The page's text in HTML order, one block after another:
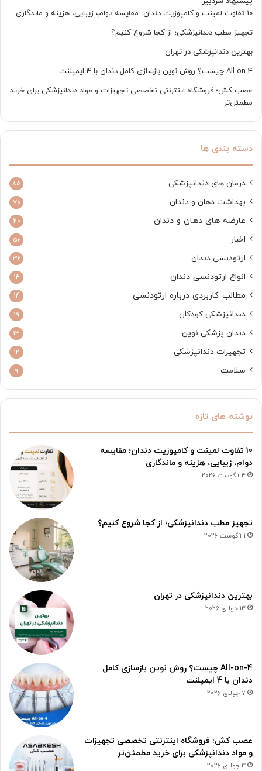
10 تفاوت لمینت و کامپوزیت دندان؛ مقایسه دوام، زیبایی، هزینه و ماندگاری
تجهیز مطب دندانپزشکی؛ از کجا شروع کنیم؟
بهترین دندانپزشکی در تهران
All-on-4 چیست؟ روش نوین بازسازی کامل دندان با 4 ایمپلنت
عصب کش؛ فروشگاه اینترنتی تخصصی تجهیزات و مواد دندانپزشکی برای خرید
مطمئن‌تر
دسته بندی ها
درمان های دندانپزشکی 85
بهداشت دهان و دندان 70
عارضه های دهان و دندان 20
اخبار 56
ارتودنسی دندان 32
انواع ارتودنسی دندان 14
مطالب کاربردی درباره ارتودنسی 14
دندانپزشکی کودکان 19
دندان پزشکی نوین 13
تجهیزات دندانپزشکی 12
سلامت 9
نوشته های تازه
10 تفاوت لمینت و کامپوزیت دندان؛ مقایسه
دوام، زیبایی، هزینه و ماندگاری
4 آگوست 2026
تجهیز مطب دندانپزشکی؛ از کجا شروع کنیم؟
1 آگوست 2026
بهترین دندانپزشکی در تهران
13 جولای 2026
All-on-4 چیست؟ روش نوین بازسازی کامل
دندان با 4 ایمپلنت
7 جولای 2026
عصب کش؛ فروشگاه اینترنتی تخصصی تجهیزات
و مواد دندانپزشکی برای خرید مطمئن‌تر
3 جولای 2026